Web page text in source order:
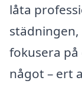
låta
städningen,
fokusera
något – ert